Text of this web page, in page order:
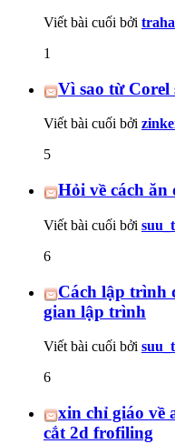
Viết bài cuối bởi
1
Vì sao từ
Viết bài cuối bởi
5
Hỏi về cách
Viết bài cuối bởi
6
Cách lập trình
gian lập trình
Viết bài cuối bởi
6
xin chỉ giáo về
cắt 2d frofiling